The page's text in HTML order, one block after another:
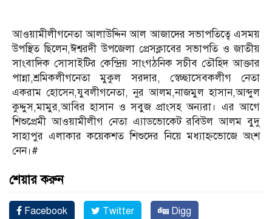
আওয়ামীলীগনেতা আলাউদ্দিন আল আজাদের সভাপতিত্বে এসময়
উপস্থিত ছিলেন,ঈশ্বরদী উপজেলা প্রেসক্লাবের সভাপতি ও জাতীয়
সাংবাদিক সোসাইটির কেন্দ্রিয় সাংগঠনিক সচীব তৌহিদ আক্তার
পান্না,শ্রমিকলীগনেতা মুকুল সরদার, স্বেচ্ছাসেবকলীগ নেতা
একরাম হোসেন,যুবলীগনেতা, নুর আলম,নাজমুল হাসান,আব্দুল
কুদ্দুস,মামুর,আবির হাসান ও সবুজ প্রাংসহ অন্যরা। এর আগে
শিশুপ্রেমী আওয়ামীলীগ নেতা এ্যাডভোকেট রবিউল আলম বুদু
সাহাপুর এলাকার কয়েকশত শিশুদের নিয়ে মধ্যাহ্নভোজে অংশ
নেন।#
শেয়ার করুন
Facebook Twitter Digg